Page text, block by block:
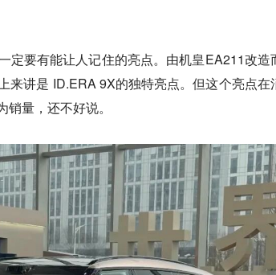
定要有能让人记住的亮点。由机皇EA211改造
来讲是 ID.ERA 9X的独特亮点。但这个亮点在
量，还不好说。